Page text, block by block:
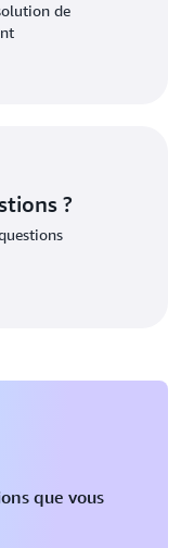
de
?
que vous